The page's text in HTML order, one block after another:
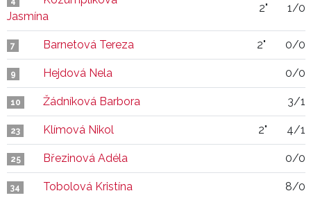
Jasmína
2" 1/0
7 Barnetová Tereza 2" 0/0
9 Hejdová Nela 0/0
10 Žádníková Barbora 3/1
23 Klímová Nikol 2" 4/1
25 Březinová Adéla 0/0
34 Tobolová Kristína 8/0